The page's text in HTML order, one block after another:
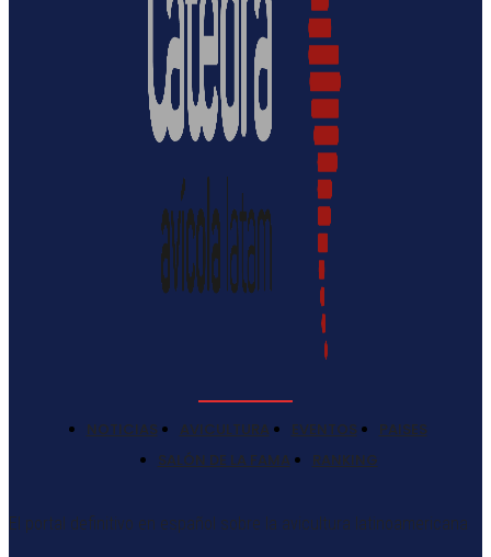
NOTICIAS AVICULTURA EVENTOS
PAISES
SALÓN DE LA FAMA
RANKING
El portal definitivo en español sobre la avicultura latinoamericana